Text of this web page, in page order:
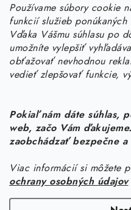
Používame súbory cookie
funkcií služieb ponúkaných
Vďaka Vášmu súhlasu po
umožníte vylepšiť
obťažovať nevhodnou
vedieť zlepšovať funkcie,
Pokiaľ nám dáte súhlas,
web, začo Vám
zaobchádzať bezpečne a
Viac informácií si môžete
ochrany osobných údajov
Informácie pre vás
Náš príbeh od začiatku
Facebook